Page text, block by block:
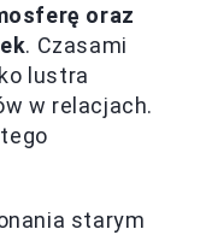
oraz
. Czasami
lustra
w relacjach.
starym